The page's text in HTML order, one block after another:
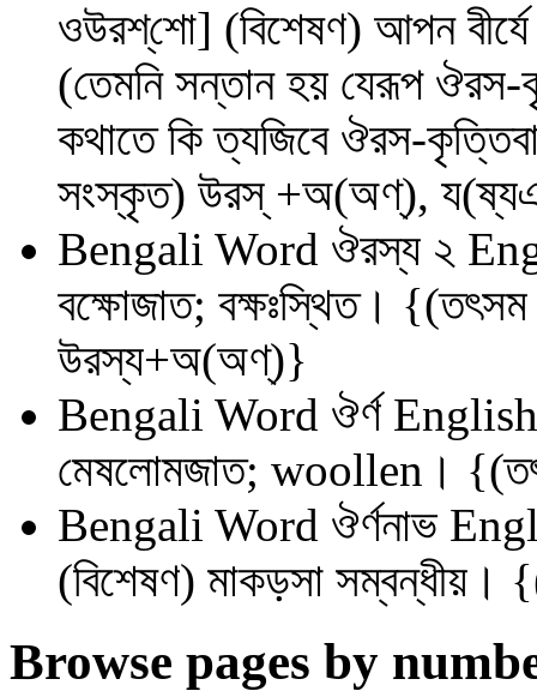
ওউরশ্‌শো] (বিশেষণ) আপন বীর্যে
(তেমনি সন্তান হয় যেরূপ ঔরস-
কথাতে কি ত্যজিবে ঔরস-
সংস্কৃত) উরস্ +অ(অণ্),
Bengali Word ঔরস্য ২
বক্ষোজাত; বক্ষঃস্থিত।
উরস্য+অ(অণ্)}
Bengali Word ঔর্ণ
মেষলোমজাত; woollen।
Bengali Word ঔর্ণনাভ
(বিশেষণ) মাকড়সা
Browse pages by